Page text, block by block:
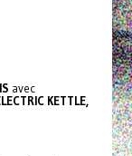
avec
KETTLE,